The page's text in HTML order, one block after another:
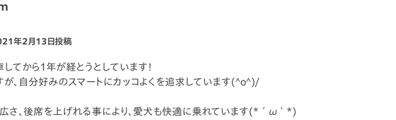
年2月13日投稿
てから1年が経とうとしています！
が、自分好みのスマートにカッコよくを追求しています(^o^)/
さ、後席を上げれる事により、愛犬も快適に乗れています(*´ω｀*)